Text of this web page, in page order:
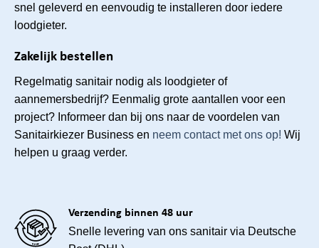
snel geleverd en eenvoudig te installeren door iedere
loodgieter.
Zakelijk bestellen
Regelmatig sanitair nodig als loodgieter of
aannemersbedrijf? Eenmalig grote aantallen voor een
project? Informeer dan bij ons naar de voordelen van
Sanitairkiezer Business en neem contact met ons op! Wij
helpen u graag verder.
Verzending binnen 48 uur
Snelle levering van ons sanitair via Deutsche